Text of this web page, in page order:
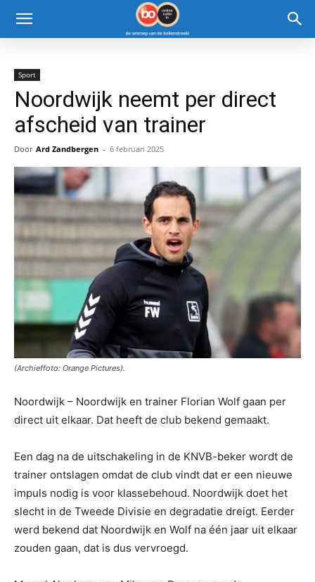
Sport
Noordwijk neemt per direct
afscheid van trainer
Door Ard Zandbergen - 6 februari 2025
(Archieffoto: Orange Pictures).
Noordwijk – Noordwijk en trainer Florian Wolf gaan per
direct uit elkaar. Dat heeft de club bekend gemaakt.
Een dag na de uitschakeling in de KNVB-beker wordt de
trainer ontslagen omdat de club vindt dat er een nieuwe
impuls nodig is voor klassebehoud. Noordwijk doet het
slecht in de Tweede Divisie en degradatie dreigt. Eerder
werd bekend dat Noordwijk en Wolf na één jaar uit elkaar
zouden gaan, dat is dus vervroegd.